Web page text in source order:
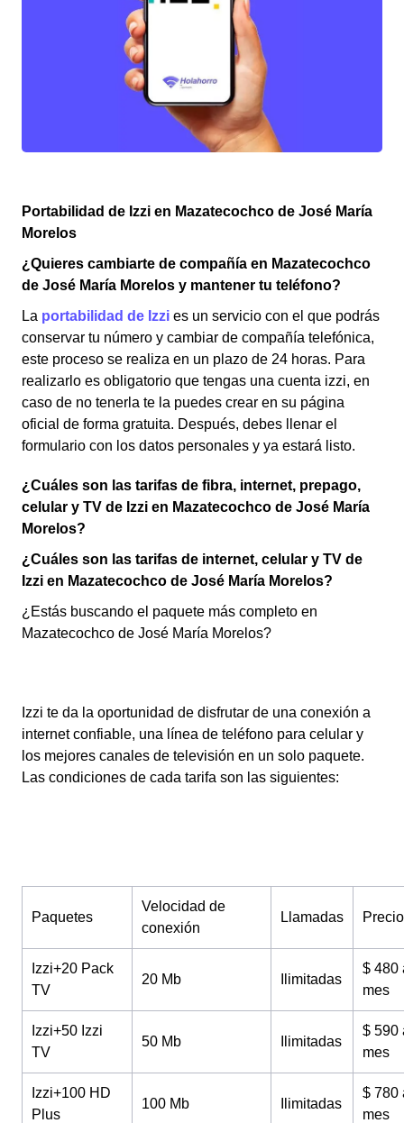
Portabilidad de Izzi en Mazatecochco de José María
Morelos
¿Quieres cambiarte de compañía en Mazatecochco
de José María Morelos y mantener tu teléfono?
La portabilidad de Izzi es un servicio con el que podrás
conservar tu número y cambiar de compañía telefónica,
este proceso se realiza en un plazo de 24 horas. Para
realizarlo es obligatorio que tengas una cuenta izzi, en
caso de no tenerla te la puedes crear en su página
oficial de forma gratuita. Después, debes llenar el
formulario con los datos personales y ya estará listo.
¿Cuáles son las tarifas de fibra, internet, prepago,
celular y TV de Izzi en Mazatecochco de José María
Morelos?
¿Cuáles son las tarifas de internet, celular y TV de
Izzi en Mazatecochco de José María Morelos?
¿Estás buscando el paquete más completo en
Mazatecochco de José María Morelos?
Izzi te da la oportunidad de disfrutar de una conexión a
internet confiable, una línea de teléfono para celular y
los mejores canales de televisión en un solo paquete.
Las condiciones de cada tarifa son las siguientes:
Paquetes
Velocidad de
conexión
Llamadas Precio
Izzi+20 Pack
TV
20 Mb Ilimitadas
$ 480
mes
Izzi+50 Izzi
TV
50 Mb Ilimitadas
$ 590
mes
Izzi+100 HD
Plus
100 Mb Ilimitadas
$ 780
mes